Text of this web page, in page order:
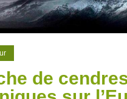
de